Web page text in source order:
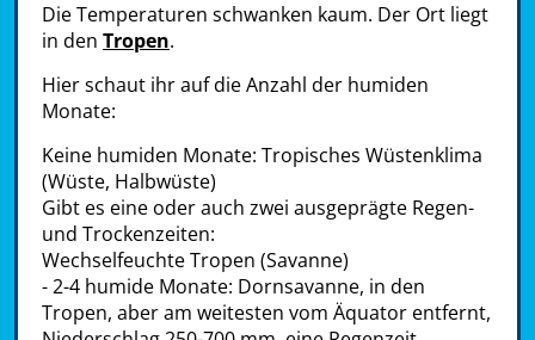
Die Temperaturen schwanken kaum. Der Ort liegt
in den Tropen.
Hier schaut ihr auf die Anzahl der humiden
Monate:
Keine humiden Monate: Tropisches Wüstenklima
(Wüste, Halbwüste)
Gibt es eine oder auch zwei ausgeprägte Regen-
und Trockenzeiten:
Wechselfeuchte Tropen (Savanne)
- 2-4 humide Monate: Dornsavanne, in den
Tropen, aber am weitesten vom Äquator entfernt,